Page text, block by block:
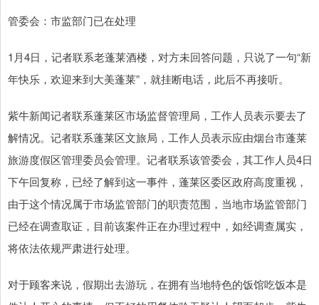
管委会：市监部门已在处理
1月4日，记者联系老蓬莱酒楼，对方未回答问题，只说了一句“新
年快乐，欢迎来到大美蓬莱”，就挂断电话，此后不再接听。
紫牛新闻记者联系蓬莱区市场监督管理局，工作人员表示要去了
解情况。记者联系蓬莱区文旅局，工作人员表示应由烟台市蓬莱
旅游度假区管理委员会管理。记者联系该管委会，其工作人员4日
下午回复称，已经了解到这一事件，蓬莱区委区政府高度重视，
由于这个情况属于市场监管部门的职责范围，当地市场监管部门
已经在调查取证，目前该案件正在办理过程中，如经调查属实，
将依法依规严肃进行处理。
对于顾客来说，假期出去游玩，在拥有当地特色的饭馆吃饭本是